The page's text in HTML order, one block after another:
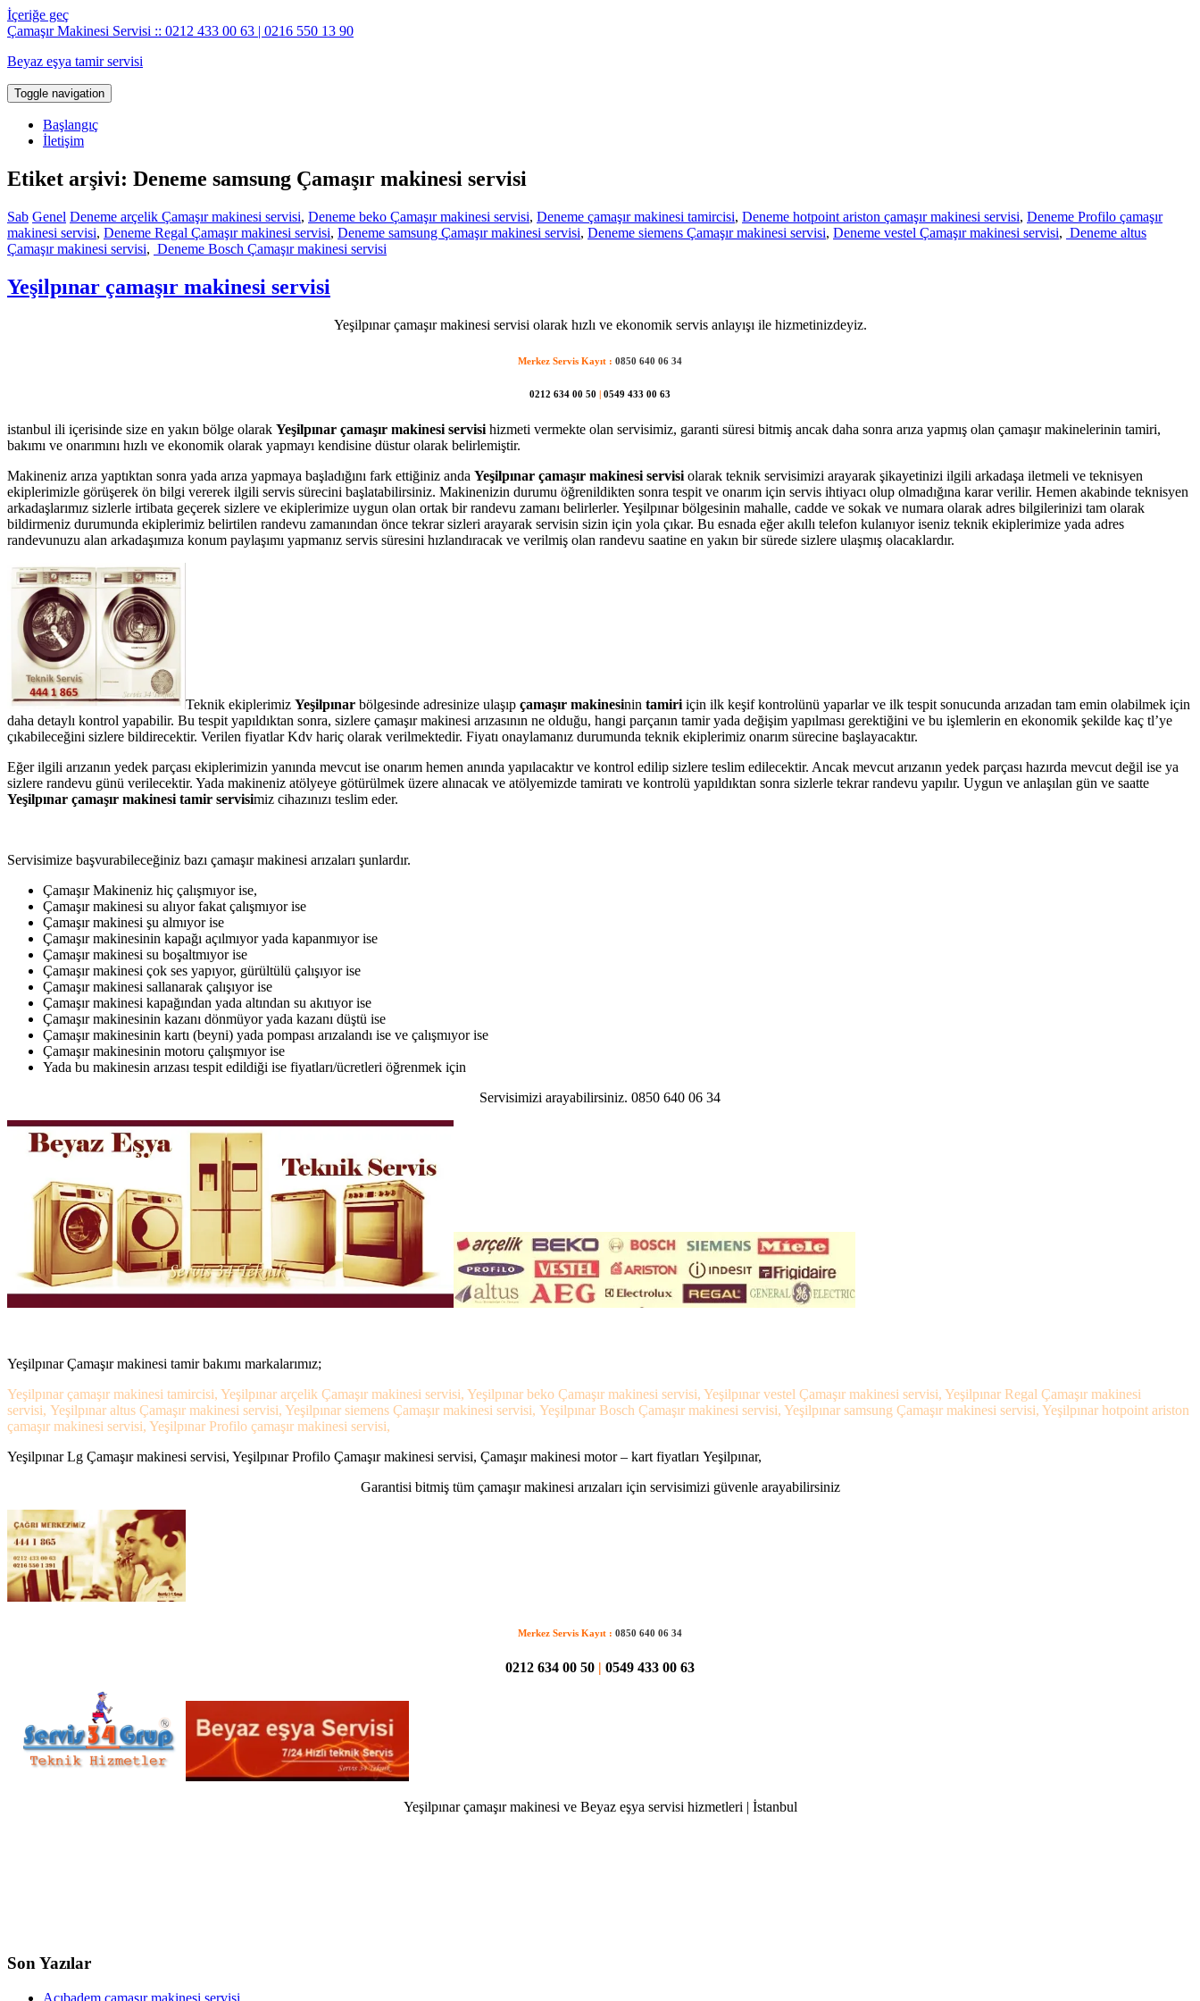
İçeriğe geç
Çamaşır Makinesi Servisi :: 0212 433 00 63 | 0216 550 13 90
Beyaz eşya tamir servisi
Toggle navigation
Başlangıç
İletişim
Etiket arşivi: Deneme samsung Çamaşır makinesi servisi
Sab Genel Deneme arçelik Çamaşır makinesi servisi, Deneme beko Çamaşır makinesi servisi, Deneme çamaşır makinesi tamircisi, Deneme hotpoint ariston çamaşır makinesi servisi, Deneme Profilo çamaşır
makinesi servisi, Deneme Regal Çamaşır makinesi servisi, Deneme samsung Çamaşır makinesi servisi, Deneme siemens Çamaşır makinesi servisi, Deneme vestel Çamaşır makinesi servisi, Deneme altus
Çamaşır makinesi servisi, Deneme Bosch Çamaşır makinesi servisi
Yeşilpınar çamaşır makinesi servisi
Yeşilpınar çamaşır makinesi servisi olarak hızlı ve ekonomik servis anlayışı ile hizmetinizdeyiz.
Merkez Servis Kayıt : 0850 640 06 34
0212 634 00 50 | 0549 433 00 63
istanbul ili içerisinde size en yakın bölge olarak Yeşilpınar çamaşır makinesi servisi hizmeti vermekte olan servisimiz, garanti süresi bitmiş ancak daha sonra arıza yapmış olan çamaşır makinelerinin tamiri,
bakımı ve onarımını hızlı ve ekonomik olarak yapmayı kendisine düstur olarak belirlemiştir.
Makineniz arıza yaptıktan sonra yada arıza yapmaya başladığını fark ettiğiniz anda Yeşilpınar çamaşır makinesi servisi olarak teknik servisimizi arayarak şikayetinizi ilgili arkadaşa iletmeli ve teknisyen
ekiplerimizle görüşerek ön bilgi vererek ilgili servis sürecini başlatabilirsiniz. Makinenizin durumu öğrenildikten sonra tespit ve onarım için servis ihtiyacı olup olmadığına karar verilir. Hemen akabinde teknisyen
arkadaşlarımız sizlerle irtibata geçerek sizlere ve ekiplerimize uygun olan ortak bir randevu zamanı belirlerler. Yeşilpınar bölgesinin mahalle, cadde ve sokak ve numara olarak adres bilgilerinizi tam olarak
bildirmeniz durumunda ekiplerimiz belirtilen randevu zamanından önce tekrar sizleri arayarak servisin sizin için yola çıkar. Bu esnada eğer akıllı telefon kulanıyor iseniz teknik ekiplerimize yada adres
randevunuzu alan arkadaşımıza konum paylaşımı yapmanız servis süresini hızlandıracak ve verilmiş olan randevu saatine en yakın bir sürede sizlere ulaşmış olacaklardır.
Teknik ekiplerimiz Yeşilpınar bölgesinde adresinize ulaşıp çamaşır makinesinin tamiri için ilk keşif kontrolünü yaparlar ve ilk tespit sonucunda arızadan tam emin olabilmek için
daha detaylı kontrol yapabilir. Bu tespit yapıldıktan sonra, sizlere çamaşır makinesi arızasının ne olduğu, hangi parçanın tamir yada değişim yapılması gerektiğini ve bu işlemlerin en ekonomik şekilde kaç tl’ye
çıkabileceğini sizlere bildirecektir. Verilen fiyatlar Kdv hariç olarak verilmektedir. Fiyatı onaylamanız durumunda teknik ekiplerimiz onarım sürecine başlayacaktır.
Eğer ilgili arızanın yedek parçası ekiplerimizin yanında mevcut ise onarım hemen anında yapılacaktır ve kontrol edilip sizlere teslim edilecektir. Ancak mevcut arızanın yedek parçası hazırda mevcut değil ise ya
sizlere randevu günü verilecektir. Yada makineniz atölyeye götürülmek üzere alınacak ve atölyemizde tamiratı ve kontrolü yapıldıktan sonra sizlerle tekrar randevu yapılır. Uygun ve anlaşılan gün ve saatte
Yeşilpınar çamaşır makinesi tamir servisimiz cihazınızı teslim eder.
Servisimize başvurabileceğiniz bazı çamaşır makinesi arızaları şunlardır.
Çamaşır Makineniz hiç çalışmıyor ise,
Çamaşır makinesi su alıyor fakat çalışmıyor ise
Çamaşır makinesi şu almıyor ise
Çamaşır makinesinin kapağı açılmıyor yada kapanmıyor ise
Çamaşır makinesi su boşaltmıyor ise
Çamaşır makinesi çok ses yapıyor, gürültülü çalışıyor ise
Çamaşır makinesi sallanarak çalışıyor ise
Çamaşır makinesi kapağından yada altından su akıtıyor ise
Çamaşır makinesinin kazanı dönmüyor yada kazanı düştü ise
Çamaşır makinesinin kartı (beyni) yada pompası arızalandı ise ve çalışmıyor ise
Çamaşır makinesinin motoru çalışmıyor ise
Yada bu makinesin arızası tespit edildiği ise fiyatları/ücretleri öğrenmek için
Servisimizi arayabilirsiniz. 0850 640 06 34
Yeşilpınar Çamaşır makinesi tamir bakımı markalarımız;
Yeşilpınar çamaşır makinesi tamircisi, Yeşilpınar arçelik Çamaşır makinesi servisi, Yeşilpınar beko Çamaşır makinesi servisi, Yeşilpınar vestel Çamaşır makinesi servisi, Yeşilpınar Regal Çamaşır makinesi
servisi, Yeşilpınar altus Çamaşır makinesi servisi, Yeşilpınar siemens Çamaşır makinesi servisi, Yeşilpınar Bosch Çamaşır makinesi servisi, Yeşilpınar samsung Çamaşır makinesi servisi, Yeşilpınar hotpoint ariston
çamaşır makinesi servisi, Yeşilpınar Profilo çamaşır makinesi servisi,
Yeşilpınar Lg Çamaşır makinesi servisi, Yeşilpınar Profilo Çamaşır makinesi servisi, Çamaşır makinesi motor – kart fiyatları Yeşilpınar,
Garantisi bitmiş tüm çamaşır makinesi arızaları için servisimizi güvenle arayabilirsiniz
Merkez Servis Kayıt : 0850 640 06 34
0212 634 00 50 0549 433 00 63
Yeşilpınar çamaşır makinesi ve Beyaz eşya servisi hizmetleri | İstanbul
Son Yazılar
Acıbadem çamaşır makinesi servisi